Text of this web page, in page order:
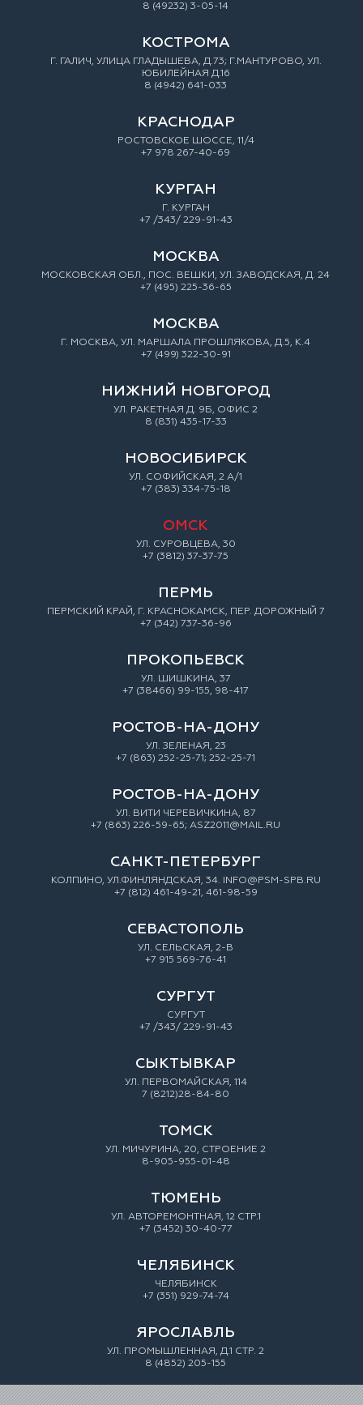
8 (49232) 3-05-14
КОСТРОМА
Г. ГАЛИЧ, УЛИЦА ГЛАДЫШЕВА, Д.73; Г.МАНТУРОВО, УЛ.
ЮБИЛЕЙНАЯ Д.16
8 (4942) 641-033
КРАСНОДАР
РОСТОВСКОЕ ШОССЕ, 11/4
+7 978 267-40-69
КУРГАН
Г. КУРГАН
+7 /343/ 229-91-43
МОСКВА
МОСКОВСКАЯ ОБЛ., ПОС. ВЕШКИ, УЛ. ЗАВОДСКАЯ, Д. 24
+7 (495) 225-36-65
МОСКВА
Г. МОСКВА, УЛ. МАРШАЛА ПРОШЛЯКОВА, Д.5, К.4
+7 (499) 322-30-91
НИЖНИЙ НОВГОРОД
УЛ. РАКЕТНАЯ Д. 9Б, ОФИС 2
8 (831) 435-17-33
НОВОСИБИРСК
УЛ. СОФИЙСКАЯ, 2 А/1
+7 (383) 334-75-18
ОМСК
УЛ. СУРОВЦЕВА, 30
+7 (3812) 37-37-75
ПЕРМЬ
ПЕРМСКИЙ КРАЙ, Г. КРАСНОКАМСК, ПЕР. ДОРОЖНЫЙ 7
+7 (342) 737-36-96
ПРОКОПЬЕВСК
УЛ. ШИШКИНА, 37
+7 (38466) 99-155, 98-417
РОСТОВ-НА-ДОНУ
УЛ. ЗEЛEНAЯ, 23
+7 (863) 252-25-71; 252-25-71
РОСТОВ-НА-ДОНУ
УЛ. ВИТИ ЧЕРЕВИЧКИНА, 87
+7 (863) 226-59-65; ASZ2011@MAIL.RU
САНКТ-ПЕТЕРБУРГ
КОЛПИНО, УЛ.ФИНЛЯНДСКАЯ, 34. INFO@PSM-SPB.RU
+7 (812) 461-49-21, 461-98-59
СЕВАСТОПОЛЬ
УЛ. СЕЛЬСКАЯ, 2-В
+7 915 569-76-41
СУРГУТ
СУРГУТ
+7 /343/ 229-91-43
СЫКТЫВКАР
УЛ. ПЕРВОМАЙСКАЯ, 114
7 (8212)28-84-80
ТОМСК
УЛ. МИЧУРИНА, 20, СТРОЕНИЕ 2
8-905-955-01-48
ТЮМЕНЬ
УЛ. АВТОРЕМОНТНАЯ, 12 СТР.1
+7 (3452) 30-40-77
ЧЕЛЯБИНСК
ЧЕЛЯБИНСК
+7 (351) 929-74-74
ЯРОСЛАВЛЬ
УЛ. ПРОМЫШЛЕННАЯ, Д.1 СТР. 2
8 (4852) 205-155